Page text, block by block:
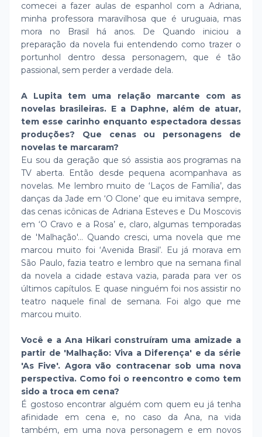
comecei a fazer aulas de espanhol com a Adriana,
minha professora maravilhosa que é uruguaia, mas
mora no Brasil há anos. De Quando iniciou a
preparação da novela fui entendendo como trazer o
portunhol dentro dessa personagem, que é tão
passional, sem perder a verdade dela.
A Lupita tem uma relação marcante com as
novelas brasileiras. E a Daphne, além de atuar,
tem esse carinho enquanto espectadora dessas
produções? Que cenas ou personagens de
novelas te marcaram?
Eu sou da geração que só assistia aos programas na
TV aberta. Então desde pequena acompanhava as
novelas. Me lembro muito de ‘Laços de Família’, das
danças da Jade em ‘O Clone’ que eu imitava sempre,
das cenas icônicas de Adriana Esteves e Du Moscovis
em ‘O Cravo e a Rosa’ e, claro, algumas temporadas
de 'Malhação'… Quando cresci, uma novela que me
marcou muito foi ‘Avenida Brasil’. Eu já morava em
São Paulo, fazia teatro e lembro que na semana final
da novela a cidade estava vazia, parada para ver os
últimos capítulos. E quase ninguém foi nos assistir no
teatro naquele final de semana. Foi algo que me
marcou muito.
Você e a Ana Hikari construíram uma amizade a
partir de 'Malhação: Viva a Diferença' e da série
'As Five'. Agora vão contracenar sob uma nova
perspectiva. Como foi o reencontro e como tem
sido a troca em cena?
É gostoso encontrar alguém com quem eu já tenha
afinidade em cena e, no caso da Ana, na vida
também, em uma nova personagem e em novos